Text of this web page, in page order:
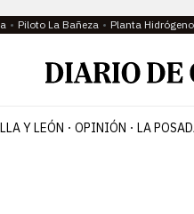
Piloto La Bañeza Planta
Y LEÓN OPINIÓN LA